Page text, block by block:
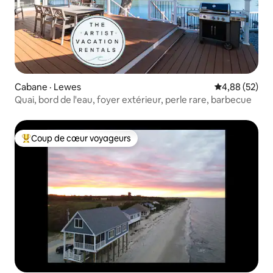
Cabane · Lewes Note
4,88 (52)
Quai, bord de l'eau, foyer extérieur, perle rare, barbecue
Coup de cœur voyageurs parmi les plus aimés
Coup de cœur voyageurs